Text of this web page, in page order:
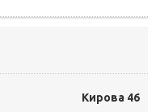
Кирова 46